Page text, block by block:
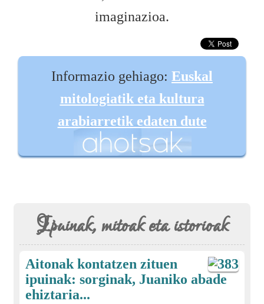
imaginazioa.
Informazio gehiago: Euskal
mitologiatik eta kultura
arabiarretik edaten dute
Ipuinak, mitoak eta istorioak
Aitonak kontatzen zituen
ipuinak: sorginak, Juaniko abade
ehiztaria...